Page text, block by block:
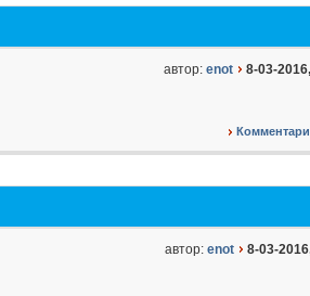
автор: enot 8-03-
автор: enot 8-03-